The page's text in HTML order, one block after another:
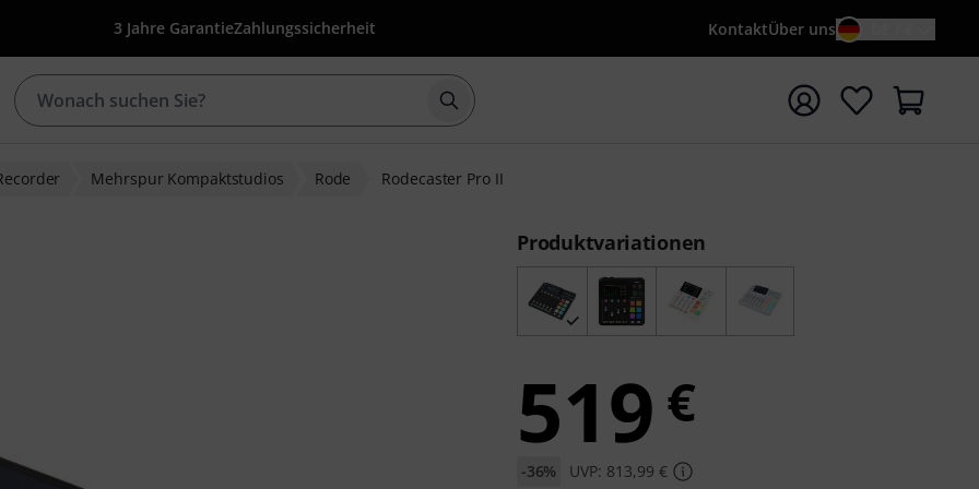
3 Jahre GarantieZahlungssicherheit KontaktÜber uns
Suche mit Suchwort {searchTerm} starten
Mehrspur Kompaktstudios Rode Rodecaster Pro II
Produktvariationen
519 €
-36% UVP: 813,99 €